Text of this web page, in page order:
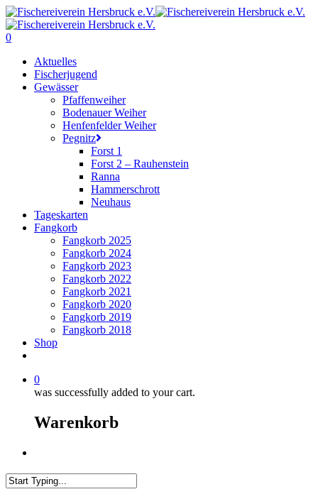
Skip
to
main
0
Aktuelles
Fischerjugend
Gewässer
Pfaffenweiher
Bodenauer Weiher
Henfenfelder Weiher
Pegnitz
Forst 1
Forst 2 – Rauhenstein
Ranna
Hammerschrott
Neuhaus
Tageskarten
Fangkorb
Fangkorb 2025
Fangkorb 2024
Fangkorb 2023
Fangkorb 2022
Fangkorb 2021
Fangkorb 2020
Fangkorb 2019
Fangkorb 2018
Shop
0
was successfully added to your cart.
Warenkorb